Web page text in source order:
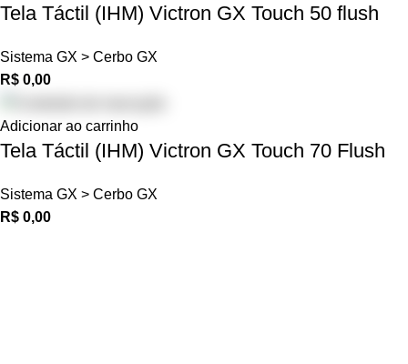
Tela Táctil (IHM) Victron GX Touch 50 flush
Sistema GX > Cerbo GX
R$ 0,00
Adicionar ao carrinho
Tela Táctil (IHM) Victron GX Touch 70 Flush
Sistema GX > Cerbo GX
R$ 0,00